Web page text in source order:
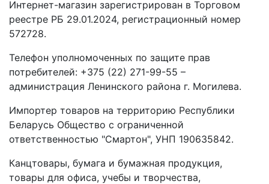
Интернет-магазин зарегистрирован в Торговом
реестре РБ 29.01.2024, регистрационный номер
572728.
Телефон уполномоченных по защите прав
потребителей: +375 (22) 271-99-55 –
администрация Ленинского района г. Могилева.
Импортер товаров на территорию Республики
Беларусь Общество с ограниченной
ответственностью "Смартон", УНП 190635842.
Канцтовары, бумага и бумажная продукция,
товары для офиса, учебы и творчества,